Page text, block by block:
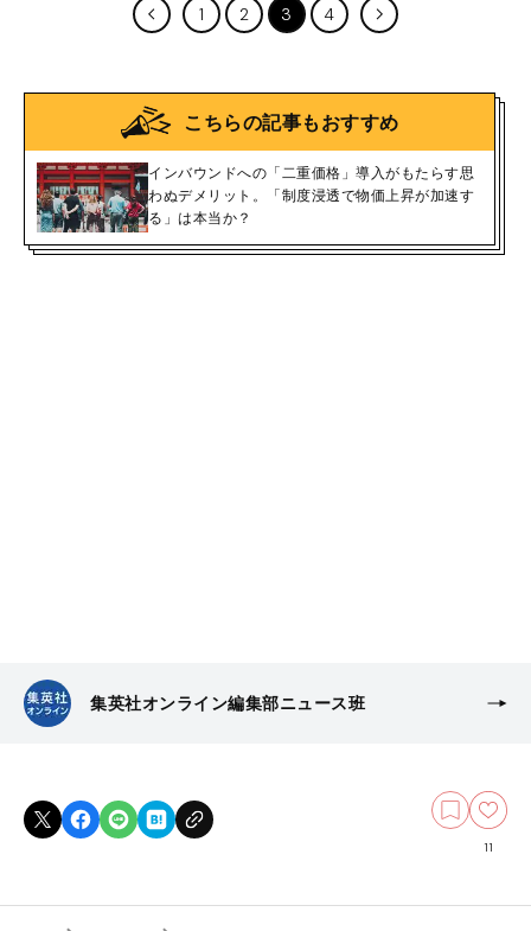
1 2 3 4
こちらの記事もおすすめ
インバウンドへの「二重価格」導入がもたらす思
わぬデメリット。「制度浸透で物価上昇が加速す
る」は本当か？
集英社オンライン編集部ニュース班
11